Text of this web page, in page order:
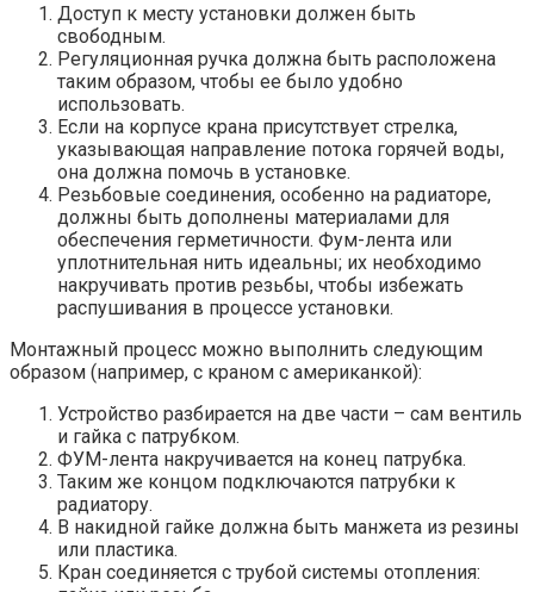
Доступ к месту установки должен быть
свободным.
Регуляционная ручка должна быть расположена
таким образом, чтобы ее было удобно
использовать.
Если на корпусе крана присутствует стрелка,
указывающая направление потока горячей воды,
она должна помочь в установке.
Резьбовые соединения, особенно на радиаторе,
должны быть дополнены материалами для
обеспечения герметичности. Фум-лента или
уплотнительная нить идеальны; их необходимо
накручивать против резьбы, чтобы избежать
распушивания в процессе установки.
Монтажный процесс можно выполнить следующим
образом (например, с краном с американкой):
Устройство разбирается на две части – сам вентиль
и гайка с патрубком.
ФУМ-лента накручивается на конец патрубка.
Таким же концом подключаются патрубки к
радиатору.
В накидной гайке должна быть манжета из резины
или пластика.
Кран соединяется с трубой системы отопления: